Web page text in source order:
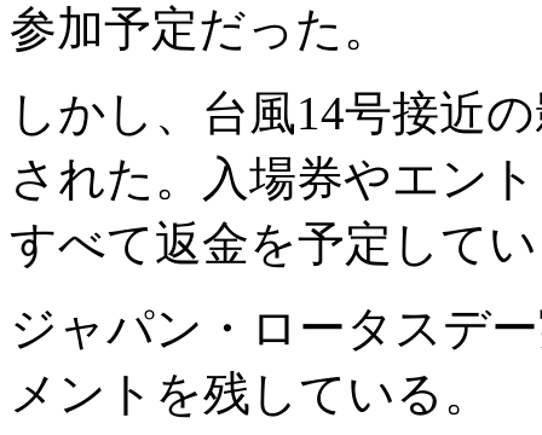
参加予定だった。
しかし、台風14号接近
された。入場券やエン
すべて返金を予定して
ジャパン・ロータスデ
メントを残している。